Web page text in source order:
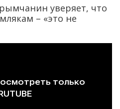
уверяет, что
– «это не